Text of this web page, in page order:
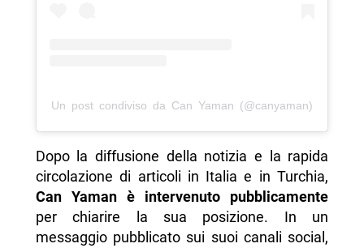
Un post condiviso da Can Yaman (@canyaman)
Dopo la diffusione della notizia e la rapida
circolazione di articoli in Italia e in Turchia,
Can Yaman è intervenuto pubblicamente
per chiarire la sua posizione. In un
messaggio pubblicato sui suoi canali social,